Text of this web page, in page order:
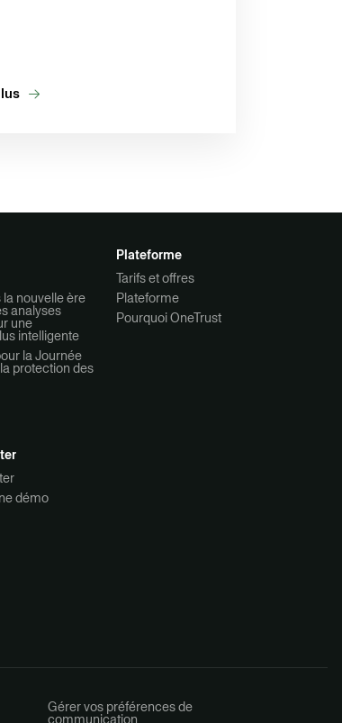
nouvelle ère
analyses
une
intelligente
la Journée
protection des
Plateforme
Tarifs et offres
Plateforme
Pourquoi OneTrust
démo
Gérer vos préférences de